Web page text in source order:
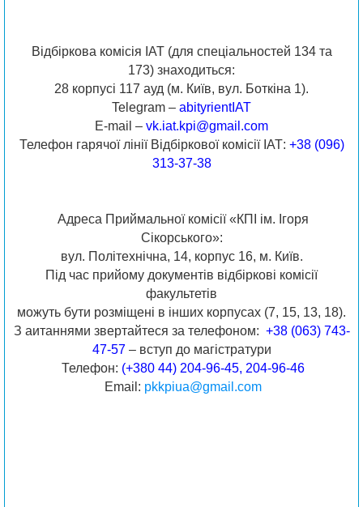
Відбіркова комісія ІАТ (для спеціальностей 134 та
173) знаходиться:
28 корпусі 117 ауд (м. Київ, вул. Боткіна 1).
Telegram – abityrientIAT
E-mail – vk.iat.kpi@gmail.com
Телефон гарячої лінії Відбіркової комісії ІАТ: +38 (096)
313-37-38
Адреса Приймальної комісії «КПІ ім. Ігоря
Сікорського»:
вул. Політехнічна, 14, корпус 16, м. Київ.
Під час прийому документів відбіркові комісії
факультетів
можуть бути розміщені в інших корпусах (7, 15, 13, 18).
З аитаннями звертайтеся за телефоном: +38 (063) 743-
47-57– вступ до магістратури
Телефон: (+380 44) 204-96-45, 204-96-46
Email: pkkpiua@gmail.com